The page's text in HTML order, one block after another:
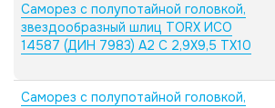
Саморез с полупотайной головкой,
звездообразный шлиц TORX ИСО
14587 (ДИН 7983) А2 C 2,9X9,5 TX10
Саморез с полупотайной головкой,